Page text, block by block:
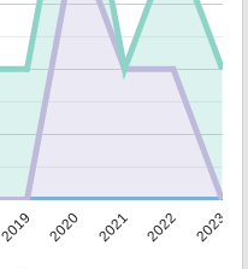
2019 2020 2021 2022 2023